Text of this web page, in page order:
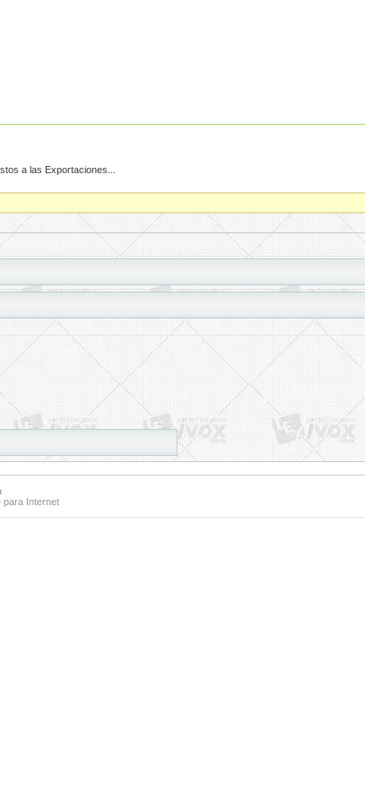
a las Exportaciones...
para Internet